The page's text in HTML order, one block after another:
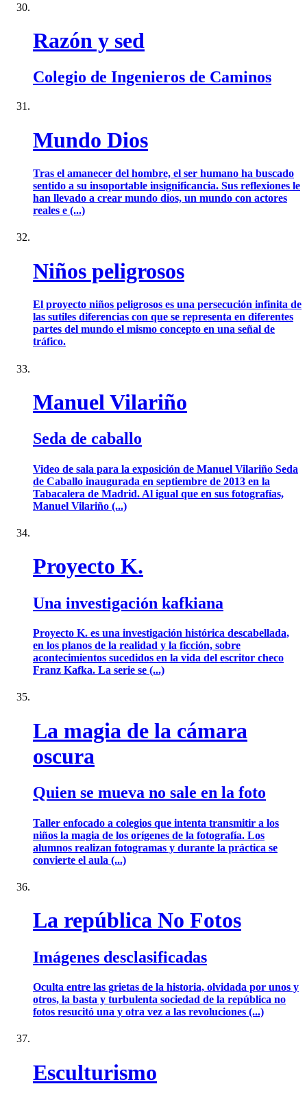
Razón y sed
Colegio de Ingenieros de Caminos
Mundo Dios
Tras el amanecer del hombre, el ser humano ha buscado
sentido a su insoportable insignificancia. Sus reflexiones le
han llevado a crear mundo dios, un mundo con actores
reales e (...)
Niños peligrosos
El proyecto niños peligrosos es una persecución infinita de
las sutiles diferencias con que se representa en diferentes
partes del mundo el mismo concepto en una señal de
tráfico.
Manuel Vilariño
Seda de caballo
Video de sala para la exposición de Manuel Vilariño Seda
de Caballo inaugurada en septiembre de 2013 en la
Tabacalera de Madrid. Al igual que en sus fotografías,
Manuel Vilariño (...)
Proyecto K.
Una investigación kafkiana
Proyecto K. es una investigación histórica descabellada,
en los planos de la realidad y la ficción, sobre
acontecimientos sucedidos en la vida del escritor checo
Franz Kafka. La serie se (...)
La magia de la cámara
oscura
Quien se mueva no sale en la foto
Taller enfocado a colegios que intenta transmitir a los
niños la magia de los orígenes de la fotografía. Los
alumnos realizan fotogramas y durante la práctica se
convierte el aula (...)
La república No Fotos
Imágenes desclasificadas
Oculta entre las grietas de la historia, olvidada por unos y
otros, la basta y turbulenta sociedad de la república no
fotos resucitó una y otra vez a las revoluciones (...)
Esculturismo